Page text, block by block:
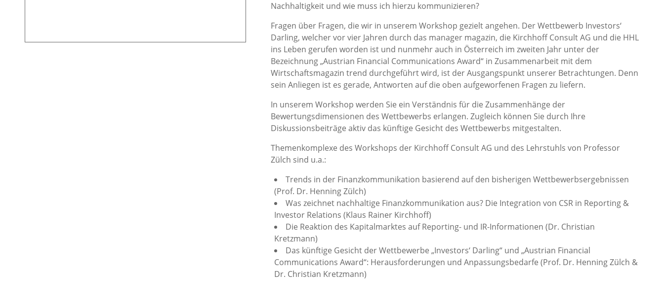
Nachhaltigkeit und wie muss ich hierzu kommunizieren?
Fragen über Fragen, die wir in unserem Workshop gezielt angehen. Der Wettbewerb Investors‘
Darling, welcher vor vier Jahren durch das manager magazin, die Kirchhoff Consult AG und die HHL
ins Leben gerufen worden ist und nunmehr auch in Österreich im zweiten Jahr unter der
Bezeichnung „Austrian Financial Communications Award“ in Zusammenarbeit mit dem
Wirtschaftsmagazin trend durchgeführt wird, ist der Ausgangspunkt unserer Betrachtungen. Denn
sein Anliegen ist es gerade, Antworten auf die oben aufgeworfenen Fragen zu liefern.
In unserem Workshop werden Sie ein Verständnis für die Zusammenhänge der
Bewertungsdimensionen des Wettbewerbs erlangen. Zugleich können Sie durch Ihre
Diskussionsbeiträge aktiv das künftige Gesicht des Wettbewerbs mitgestalten.
Themenkomplexe des Workshops der Kirchhoff Consult AG und des Lehrstuhls von Professor
Zülch sind u.a.:
Trends in der Finanzkommunikation basierend auf den bisherigen Wettbewerbsergebnissen
(Prof. Dr. Henning Zülch)
Was zeichnet nachhaltige Finanzkommunikation aus? Die Integration von CSR in Reporting &
Investor Relations (Klaus Rainer Kirchhoff)
Die Reaktion des Kapitalmarktes auf Reporting- und IR-Informationen (Dr. Christian
Kretzmann)
Das künftige Gesicht der Wettbewerbe „Investors‘ Darling“ und „Austrian Financial
Communications Award“: Herausforderungen und Anpassungsbedarfe (Prof. Dr. Henning Zülch &
Dr. Christian Kretzmann)